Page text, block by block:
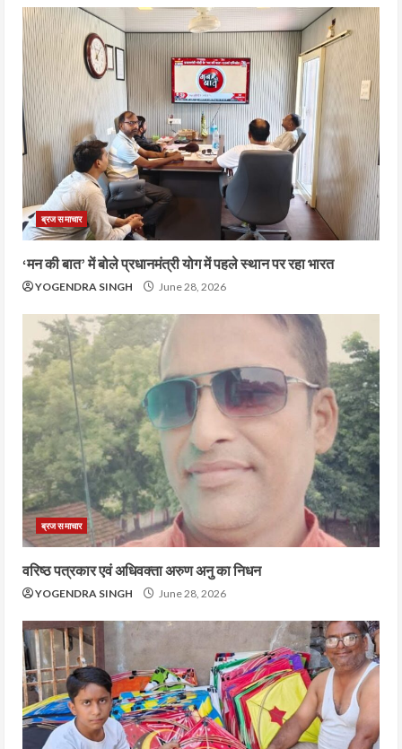
ब्रज समाचार
‘मन की बात’ में बोले प्रधानमंत्री योग में पहले स्थान पर रहा भारत
YOGENDRA SINGH June 28, 2026
ब्रज समाचार
वरिष्ठ पत्रकार एवं अधिवक्ता अरुण अनु का निधन
YOGENDRA SINGH June 28, 2026